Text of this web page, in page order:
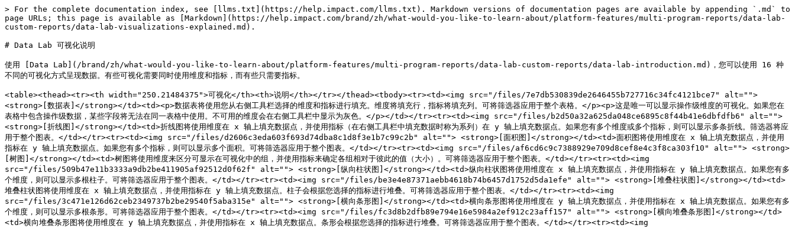
> For the complete documentation index, see [llms.txt](https://help.impact.com/llms.txt). Markdown versions of documentation pages are available by appending `.md` to
page URLs; this page is available as [Markdown](https://help.impact.com/brand/zh/what-would-you-like-to-learn-about/platform-features/multi-program-reports/data-lab-
custom-reports/data-lab-visualizations-explained.md).
# Data Lab 可视化说明
使用 [Data Lab](/brand/zh/what-would-you-like-to-learn-about/platform-features/multi-program-reports/data-lab-custom-reports/data-lab-introduction.md)，您可以使用 16 种
不同的可视化方式呈现数据。有些可视化需要同时使用维度和指标，而有些只需要指标。
<table><thead><tr><th width="250.21484375">可视化</th><th>说明</th></tr></thead><tbody><tr><td><img src="/files/7e7db530839de2646455b727716c34fc4121bce7" alt="">
<strong>[数据表]</strong></td><td><p>数据表将使用您从右侧工具栏选择的维度和指标进行填充。维度将填充行，指标将填充列。可将筛选器应用于整个表格。</p><p>这是唯一可以显示操作级维度的可视化。如果您在
表格中包含操作级数据，某些字段将无法在同一表格中使用。不可用的维度会在右侧工具栏中显示为灰色。</p></td></tr><tr><td><img src="/files/b2d50a32a625da048ce6895c8f44b41e6dbfdfb6" alt="">
<strong>[折线图]</strong></td><td>折线图将使用维度在 x 轴上填充数据点，并使用指标（在右侧工具栏中填充数据时称为系列）在 y 轴上填充数据点。如果您有多个维度或多个指标，则可以显示多条折线。筛选器将应
用于整个图表。</td></tr><tr><td><img src="/files/d2606c3eda603f693d74dba8c1d8f3e1b7c99c2b" alt=""> <strong>[面积图]</strong></td><td>面积图将使用维度在 x 轴上填充数据点，并使用
指标在 y 轴上填充数据点。如果您有多个指标，则可以显示多个面积。可将筛选器应用于整个图表。</td></tr><tr><td><img src="/files/af6cd6c9c7388929e709d8cef8e4c3f8ca303f10" alt=""> <strong>
[树图]</strong></td><td>树图将使用维度来区分可显示在可视化中的组，并使用指标来确定各组相对于彼此的值（大小）。可将筛选器应用于整个图表。</td></tr><tr><td><img
src="/files/509b47e11b3333a9db2be411905af92512d0f62f" alt=""> <strong>[纵向柱状图]</strong></td><td>纵向柱状图将使用维度在 x 轴上填充数据点，并使用指标在 y 轴上填充数据点。如果您有多
个维度，则可以显示多根柱子。可将筛选器应用于整个图表。</td></tr><tr><td><img src="/files/be3e4e87371aebb4618b74b6457d1752d5da1efe" alt=""> <strong>[堆叠柱状图]</strong></td><td>
堆叠柱状图将使用维度在 x 轴上填充数据点，并使用指标在 y 轴上填充数据点。柱子会根据您选择的指标进行堆叠。可将筛选器应用于整个图表。</td></tr><tr><td><img
src="/files/3c471e126d62ceb2349737b2be29540f5aba315e" alt=""> <strong>[横向条形图]</strong></td><td>横向条形图将使用维度在 y 轴上填充数据点，并使用指标在 x 轴上填充数据点。如果您有多
个维度，则可以显示多根条形。可将筛选器应用于整个图表。</td></tr><tr><td><img src="/files/fc3d8b2dfb89e794e16e5984a2ef912c23aff157" alt=""> <strong>[横向堆叠条形图]</strong></td>
<td>横向堆叠条形图将使用维度在 y 轴上填充数据点，并使用指标在 x 轴上填充数据点。条形会根据您选择的指标进行堆叠。可将筛选器应用于整个图表。</td></tr><tr><td><img